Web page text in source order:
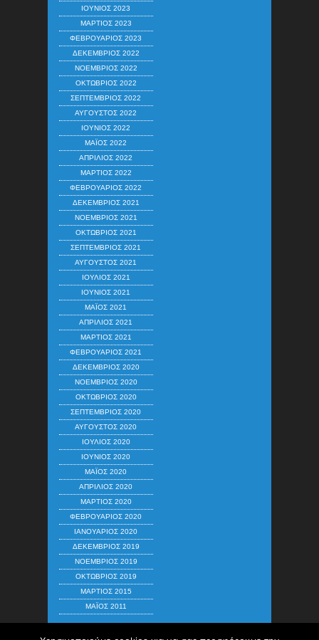
ΙΟΎΝΙΟΣ 2023
ΜΆΡΤΙΟΣ 2023
ΦΕΒΡΟΥΆΡΙΟΣ 2023
ΔΕΚΈΜΒΡΙΟΣ 2022
ΝΟΈΜΒΡΙΟΣ 2022
ΟΚΤΏΒΡΙΟΣ 2022
ΣΕΠΤΈΜΒΡΙΟΣ 2022
ΑΎΓΟΥΣΤΟΣ 2022
ΙΟΎΝΙΟΣ 2022
ΜΆΙΟΣ 2022
ΑΠΡΊΛΙΟΣ 2022
ΜΆΡΤΙΟΣ 2022
ΦΕΒΡΟΥΆΡΙΟΣ 2022
ΔΕΚΈΜΒΡΙΟΣ 2021
ΝΟΈΜΒΡΙΟΣ 2021
ΟΚΤΏΒΡΙΟΣ 2021
ΣΕΠΤΈΜΒΡΙΟΣ 2021
ΑΎΓΟΥΣΤΟΣ 2021
ΙΟΎΛΙΟΣ 2021
ΙΟΎΝΙΟΣ 2021
ΜΆΙΟΣ 2021
ΑΠΡΊΛΙΟΣ 2021
ΜΆΡΤΙΟΣ 2021
ΦΕΒΡΟΥΆΡΙΟΣ 2021
ΔΕΚΈΜΒΡΙΟΣ 2020
ΝΟΈΜΒΡΙΟΣ 2020
ΟΚΤΏΒΡΙΟΣ 2020
ΣΕΠΤΈΜΒΡΙΟΣ 2020
ΑΎΓΟΥΣΤΟΣ 2020
ΙΟΎΛΙΟΣ 2020
ΙΟΎΝΙΟΣ 2020
ΜΆΙΟΣ 2020
ΑΠΡΊΛΙΟΣ 2020
ΜΆΡΤΙΟΣ 2020
ΦΕΒΡΟΥΆΡΙΟΣ 2020
ΙΑΝΟΥΆΡΙΟΣ 2020
ΔΕΚΈΜΒΡΙΟΣ 2019
ΝΟΈΜΒΡΙΟΣ 2019
ΟΚΤΏΒΡΙΟΣ 2019
ΜΆΡΤΙΟΣ 2015
ΜΆΙΟΣ 2011